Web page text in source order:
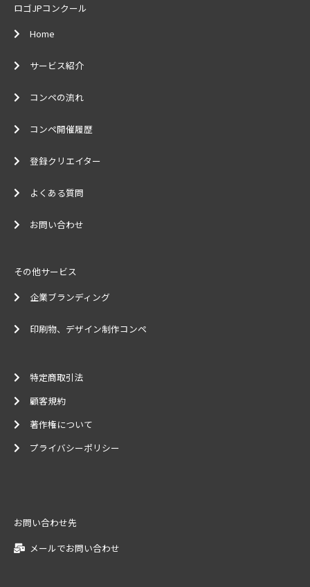
ロゴJPコンクール
Home
サービス紹介
コンペの流れ
コンペ開催履歴
登録クリエイター
よくある質問
お問い合わせ
その他サービス
企業ブランディング
印刷物、デザイン制作コンペ
特定商取引法
顧客規約
著作権について
プライバシーポリシー
お問い合わせ先
メールでお問い合わせ